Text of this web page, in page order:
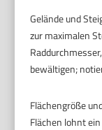
Gelände und
zur maximalen
bewältigen;
Flächengröße
Flächen lohnt